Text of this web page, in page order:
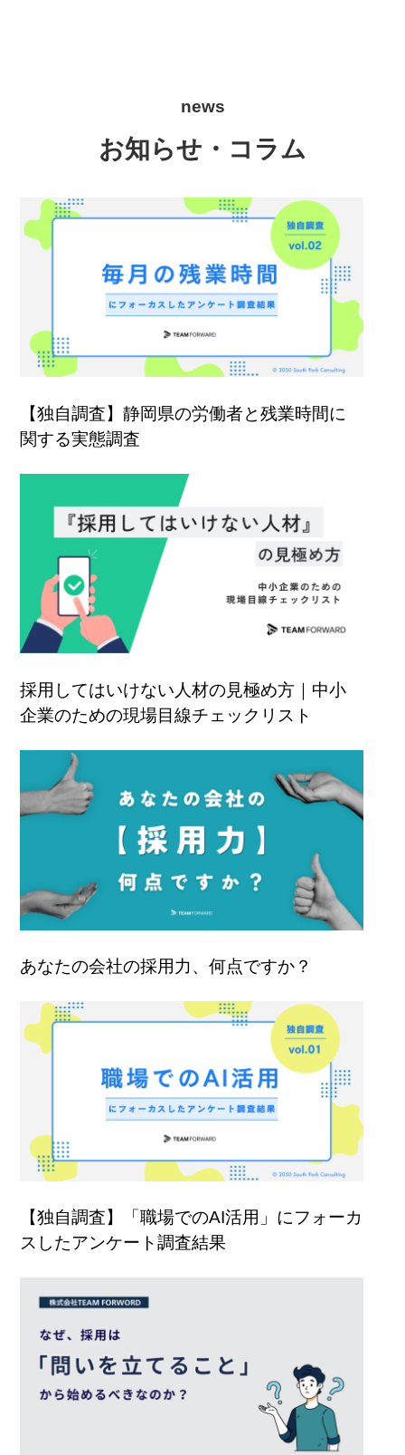
news
お知らせ・コラム
【独自調査】静岡県の労働者と残業時間に
関する実態調査
採用してはいけない人材の見極め方｜中小
企業のための現場目線チェックリスト
あなたの会社の採用力、何点ですか？
【独自調査】「職場でのAI活用」にフォーカ
スしたアンケート調査結果